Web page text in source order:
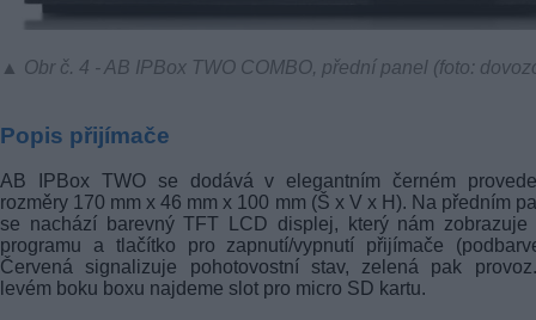
▲ Obr č. 4 - AB IPBox TWO COMBO, přední panel (foto:
Popis přijímače
AB IPBox TWO se dodává v elegantním černém
rozměry 170 mm х 46 mm х 100 mm (Š x V x H). Na předním
se nachází barevný TFT LCD displej, který nám zobrazuje
programu a tlačítko pro zapnutí/vypnutí přijímače
Červená signalizuje pohotovostní stav, zelená pak
levém boku boxu najdeme slot pro micro SD kartu.